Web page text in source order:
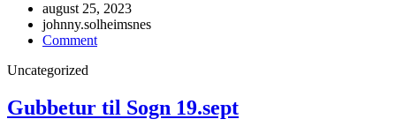
august 25, 2023
johnny.solheimsnes
Commenton
Uncategorized
Gubbetur til Sogn 19.sept